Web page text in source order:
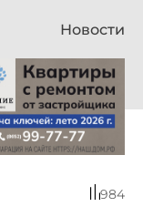
Новости
984